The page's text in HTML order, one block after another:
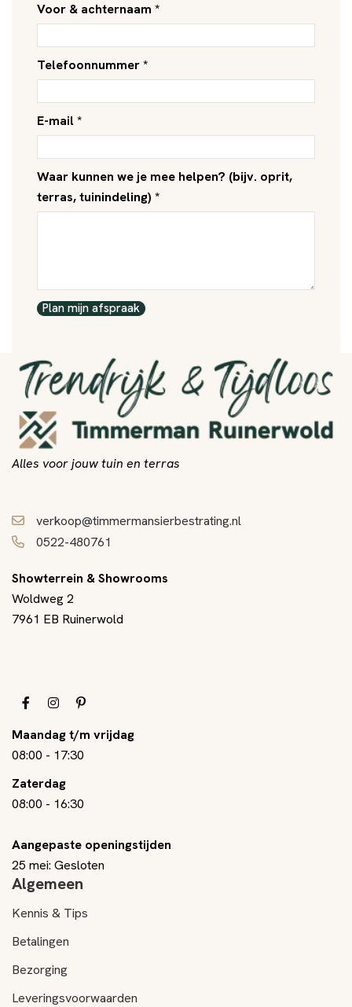
Voor & achternaam *
Telefoonnummer *
E-mail *
Waar kunnen we je mee helpen? (bijv. oprit,
terras, tuinindeling) *
Plan mijn afspraak
Alles voor jouw tuin en terras
verkoop@timmermansierbestrating.nl
0522-480761
Showterrein & Showrooms
Woldweg 2
7961 EB Ruinerwold
Maandag t/m vrijdag
08:00 - 17:30
Zaterdag
08:00 - 16:30
Aangepaste openingstijden
25 mei: Gesloten
Algemeen
Kennis & Tips
Betalingen
Bezorging
Leveringsvoorwaarden